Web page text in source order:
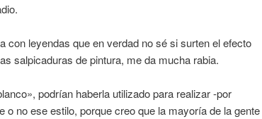
con leyendas que en verdad no sé si surten el efecto
salpicaduras de pintura, me da mucha rabia.
podrían haberla utilizado para realizar -por
no ese estilo, porque creo que la mayoría de la gente